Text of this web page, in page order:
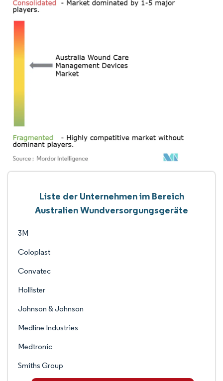
Liste der Unternehmen im Bereich
Australien Wundversorgungsgeräte
3M
Coloplast
Convatec
Hollister
Johnson & Johnson
Medline Industries
Medtronic
Smiths Group